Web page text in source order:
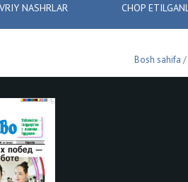
NASHRLAR CHOP
Bosh sahifa /